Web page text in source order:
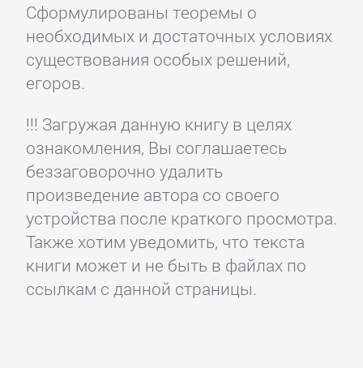
Сформулированы теоремы о
необходимых и достаточных условиях
существования особых решений,
егоров.
!!! Загружая данную книгу в целях
ознакомления, Вы соглашаетесь
беззаговорочно удалить
произведение автора со своего
устройства после краткого просмотра.
Также хотим уведомить, что текста
книги может и не быть в файлах по
ссылкам с данной страницы.